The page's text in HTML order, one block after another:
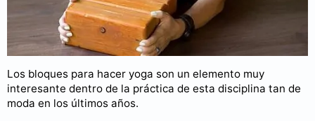
Los bloques para hacer yoga son un elemento muy
interesante dentro de la práctica de esta disciplina tan de
moda en los últimos años.